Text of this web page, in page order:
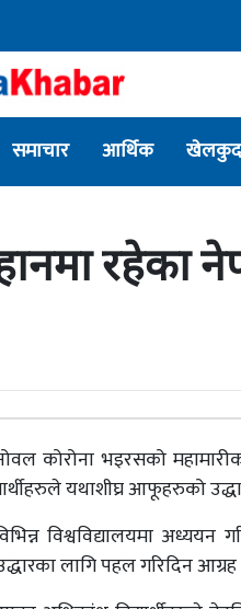
समाचार आर्थिक खेलकुद
रहेका
कोरोना भइरसको
यथाशीघ्र आफूहरुको
विश्वविद्यालयमा
लागि पहल गरिदिन